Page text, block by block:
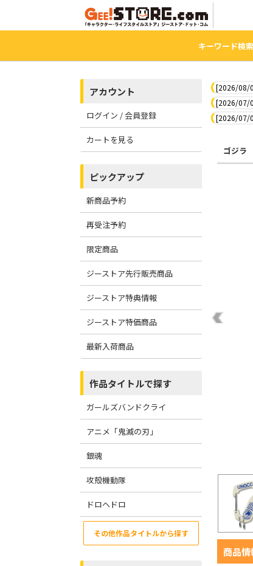
キーワード検索
アカウント
ログイン / 会員登録
カートを見る
ピックアップ
新商品予約
再受注予約
限定商品
ジーストア先行販売商品
ジーストア特典情報
ジーストア特価商品
最新入荷商品
作品タイトルで探す
ガールズバンドクライ
アニメ「鬼滅の刃」
銀魂
攻殻機動隊
ドロヘドロ
その他作品タイトルから探す
[2026/08/
[2026/07/
[2026/07/
ゴジラ
商品情